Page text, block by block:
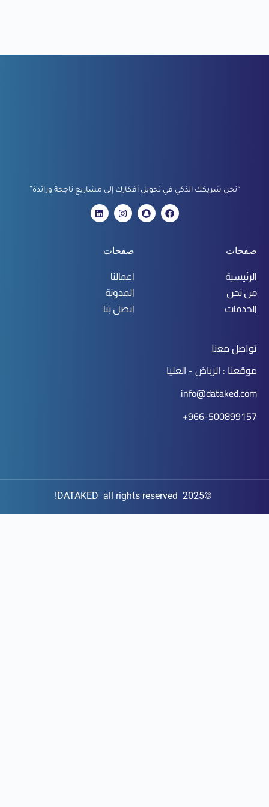
“نحن شريكك الذكي في تحويل أفكارك إلى مشاريع ناجحة ورائدة”
صفحات
الرئيسية
من نحن
الخدمات
صفحات
اعمالنا
المدونة
اتصل بنا
تواصل معنا
موقعنا : الرياض - العليا
info@dataked.com
966-500899157+
©2025 DATAKED all rights reserved!